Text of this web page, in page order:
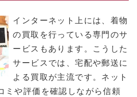
インターネット上には、着物
の買取を行っている専門のサ
ービスもあります。こうした
サービスでは、宅配や郵送に
よる買取が主流です。ネット
ミや評価を確認しながら信頼